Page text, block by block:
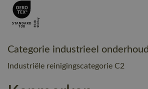
Categorie industrieel onderhoud
Industriële reinigingscategorie C2